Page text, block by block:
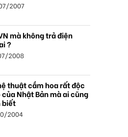
2007
mà không trả điện
?
2008
thuật cắm hoa rất độc
của Nhật Bản mà ai cũng
biết
2004